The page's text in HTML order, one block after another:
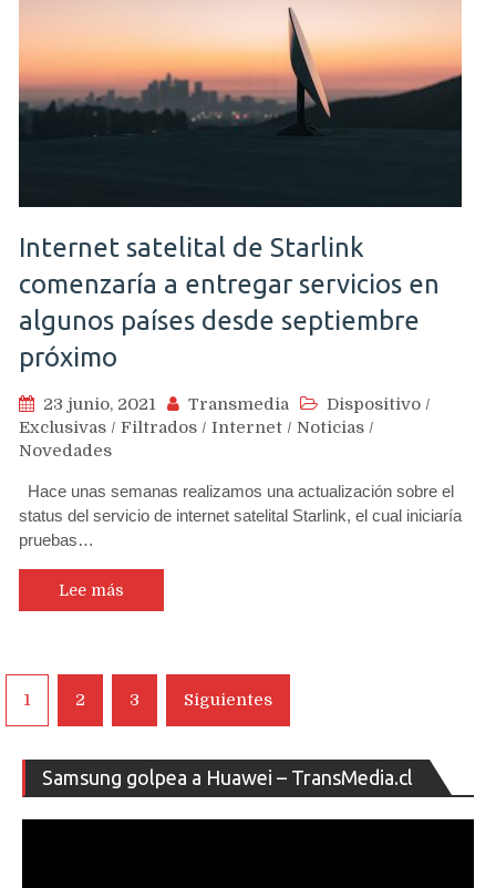
Internet satelital de Starlink
comenzaría a entregar servicios en
algunos países desde septiembre
próximo
23 junio, 2021 Transmedia Dispositivo /
Exclusivas / Filtrados / Internet / Noticias /
Novedades
Hace unas semanas realizamos una actualización sobre el
status del servicio de internet satelital Starlink, el cual iniciaría
pruebas…
Lee más
Navegación
de
entradas
1 2 3 Siguientes
Samsung golpea a Huawei – TransMedia.cl
de